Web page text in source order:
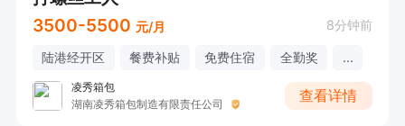
3500-5500 元/月 8分钟前
陆港经开区 餐费补贴 免费住宿 全勤奖 ...
凌秀箱包
湖南凌秀箱包制造有限责任公司
查看详情